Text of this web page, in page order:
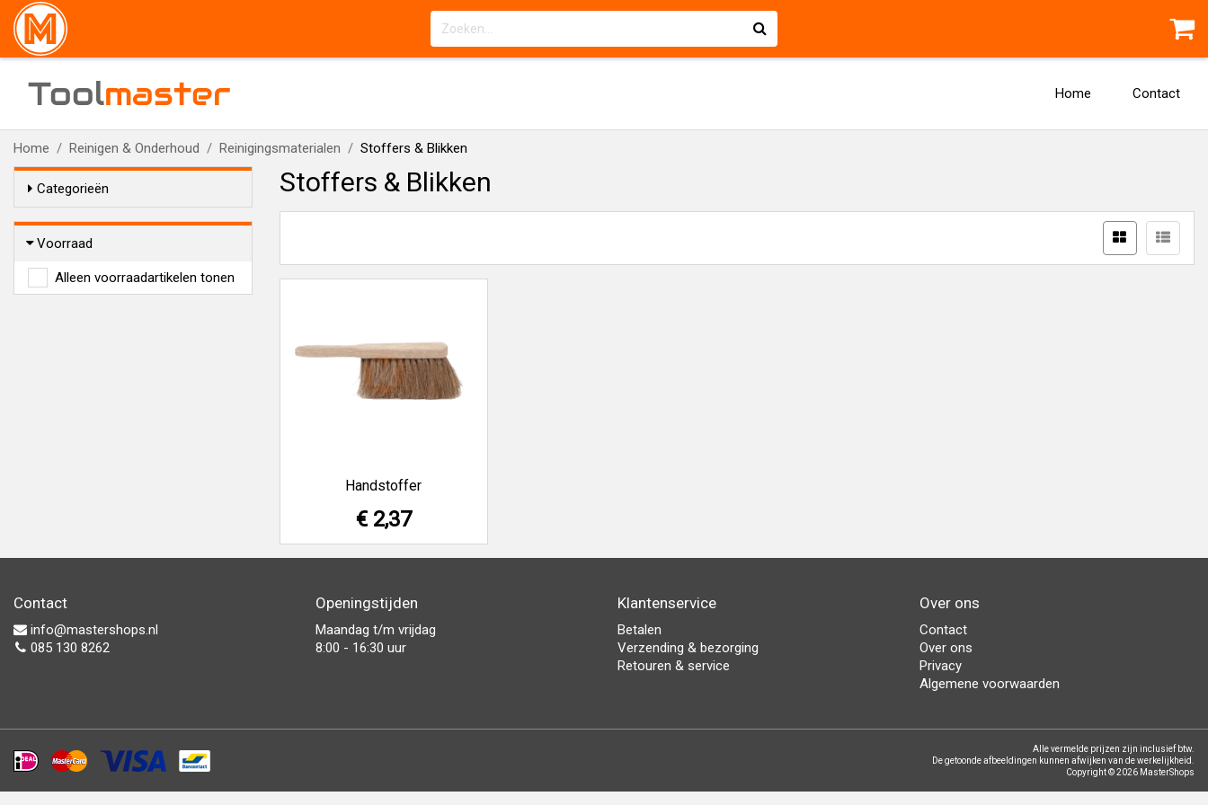
Toolmaster Home Contact
Home Reinigen & Onderhoud Reinigingsmaterialen Stoffers & Blikken
Categorieën
Voorraad
Alleen voorraadartikelen tonen
Stoffers & Blikken
Handstoffer
€ 2,37
Contact
info@mastershops.nl
085 130 8262
Openingstijden
Maandag t/m vrijdag
8:00 - 16:30 uur
Klantenservice
Betalen
Verzending & bezorging
Retouren & service
Over ons
Contact
Over ons
Privacy
Algemene voorwaarden
Alle vermelde prijzen zijn inclusief btw.
De getoonde afbeeldingen kunnen afwijken van de werkelijkheid.
Copyright © 2026 MasterShops